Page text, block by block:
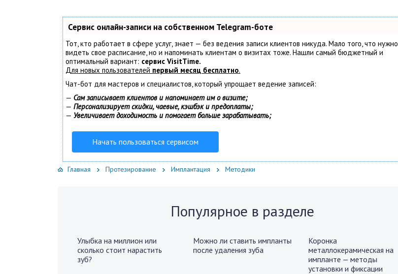
Сервис онлайн-записи на собственном Telegram-боте
Тот, кто работает в сфере услуг, знает — без ведения записи клиентов никуда. Мало того, что нужно
видеть свое расписание, но и напоминать клиентам о визитах тоже. Нашли самый бюджетный и
оптимальный вариант: сервис VisitTime.
Для новых пользователей первый месяц бесплатно.
Чат-бот для мастеров и специалистов, который упрощает ведение записей:
— Сам записывает клиентов и напоминает им о визите;
— Персонализирует скидки, чаевые, кэшбэк и предоплаты;
— Увеличивает доходимость и помогает больше зарабатывать;
Начать пользоваться сервисом
Главная Протезирование Имплантация Методики
Популярное в разделе
Улыбка на миллион или
сколько стоит нарастить
зуб?
Можно ли ставить импланты
после удаления зуба
Коронка
металлокерамическая на
импланте — методы
установки и фиксации